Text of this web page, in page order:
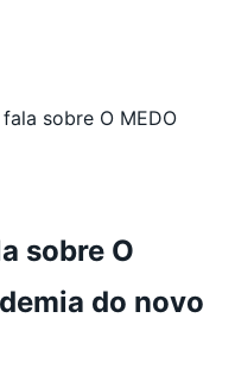
sobre O MEDO
sobre O
do novo